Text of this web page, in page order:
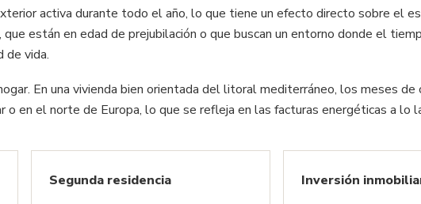
activa durante todo el año, lo que tiene un efecto directo sobre el
están en edad de prejubilación o que buscan un entorno donde el
de vida.
En una vivienda bien orientada del litoral mediterráneo, los meses de
en el norte de Europa, lo que se refleja en las facturas energéticas a lo
Segunda residencia
Inversión